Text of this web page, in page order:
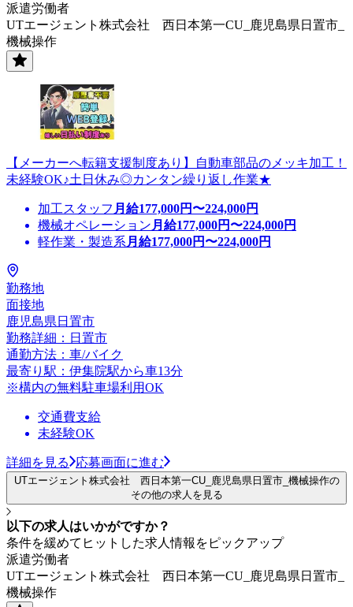
派遣労働者
UTエージェント株式会社 西日本第一CU_鹿児島県日置市_
機械操作
【メーカーへ転籍支援制度あり】自動車部品のメッキ加工！
未経験OK♪土日休み◎カンタン繰り返し作業★
加工スタッフ 月給177,000円〜224,000円
機械オペレーション 月給177,000円〜224,000円
軽作業・製造系 月給177,000円〜224,000円
勤務地
面接地
鹿児島県日置市
勤務詳細：日置市
通勤方法：車/バイク
最寄り駅：伊集院駅から車13分
※構内の無料駐車場利用OK
交通費支給
未経験OK
詳細を見る 応募画面に進む
UTエージェント株式会社 西日本第一CU_鹿児島県日置市_機械操作の
その他の求人を見る
以下の求人はいかがですか？
条件を緩めてヒットした求人情報をピックアップ
派遣労働者
UTエージェント株式会社 西日本第一CU_鹿児島県日置市_
機械操作